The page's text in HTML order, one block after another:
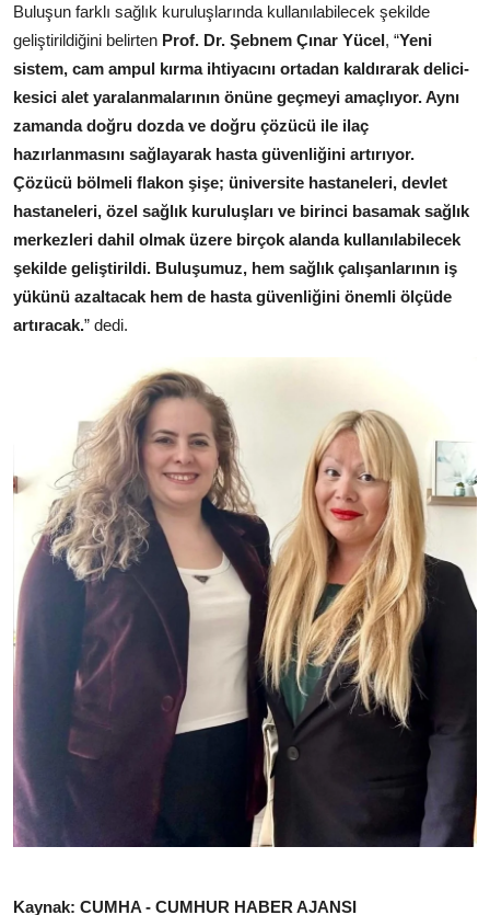
Buluşun farklı sağlık kuruluşlarında kullanılabilecek şekilde
geliştirildiğini belirten Prof. Dr. Şebnem Çınar Yücel, “Yeni
sistem, cam ampul kırma ihtiyacını ortadan kaldırarak delici-
kesici alet yaralanmalarının önüne geçmeyi amaçlıyor. Aynı
zamanda doğru dozda ve doğru çözücü ile ilaç
hazırlanmasını sağlayarak hasta güvenliğini artırıyor.
Çözücü bölmeli flakon şişe; üniversite hastaneleri, devlet
hastaneleri, özel sağlık kuruluşları ve birinci basamak sağlık
merkezleri dahil olmak üzere birçok alanda kullanılabilecek
şekilde geliştirildi. Buluşumuz, hem sağlık çalışanlarının iş
yükünü azaltacak hem de hasta güvenliğini önemli ölçüde
artıracak.” dedi.
Kaynak: CUMHA - CUMHUR HABER AJANSI